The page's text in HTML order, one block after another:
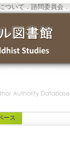
ついて．諮問委員会．
ース